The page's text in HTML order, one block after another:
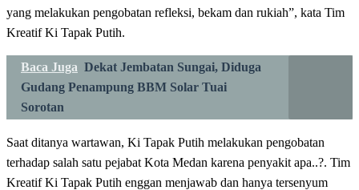
yang melakukan pengobatan refleksi, bekam dan rukiah”, kata Tim
Kreatif Ki Tapak Putih.
Baca Juga Dekat Jembatan Sungai, Diduga
Gudang Penampung BBM Solar Tuai
Sorotan
Saat ditanya wartawan, Ki Tapak Putih melakukan pengobatan
terhadap salah satu pejabat Kota Medan karena penyakit apa..?. Tim
Kreatif Ki Tapak Putih enggan menjawab dan hanya tersenyum